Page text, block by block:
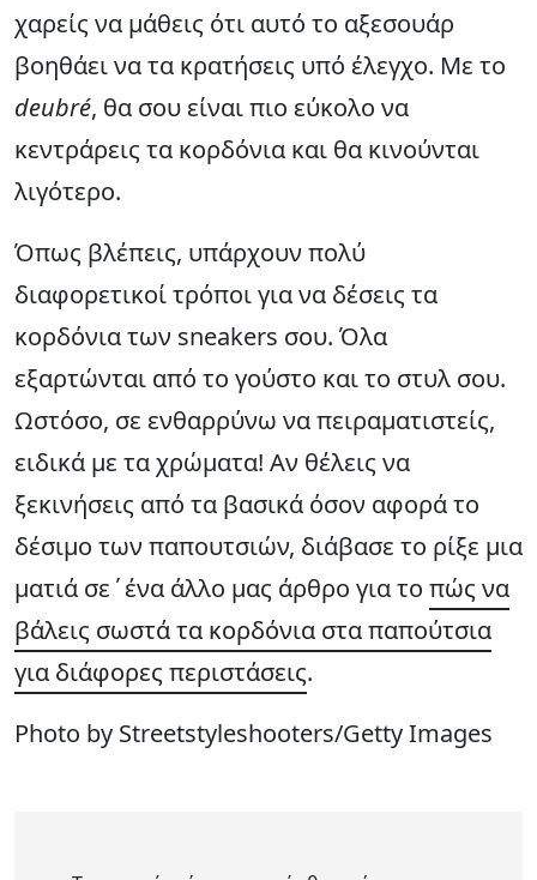
χαρείς να μάθεις ότι αυτό το αξεσουάρ
βοηθάει να τα κρατήσεις υπό έλεγχο. Με το
deubré, θα σου είναι πιο εύκολο να
κεντράρεις τα κορδόνια και θα κινούνται
λιγότερο.
Όπως βλέπεις, υπάρχουν πολύ
διαφορετικοί τρόποι για να δέσεις τα
κορδόνια των sneakers σου. Όλα
εξαρτώνται από το γούστο και το στυλ σου.
Ωστόσο, σε ενθαρρύνω να πειραματιστείς,
ειδικά με τα χρώματα! Αν θέλεις να
ξεκινήσεις από τα βασικά όσον αφορά το
δέσιμο των παπουτσιών, διάβασε το ρίξε μια
ματιά σε΄ένα άλλο μας άρθρο για το πώς να
βάλεις σωστά τα κορδόνια στα παπούτσια
για διάφορες περιστάσεις.
Photo by Streetstyleshooters/Getty Images